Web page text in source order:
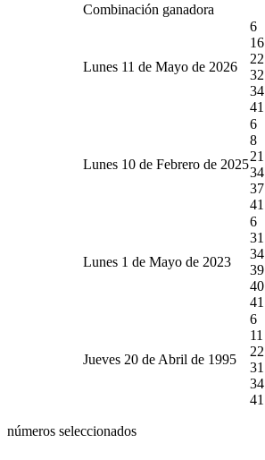
Combinación ganadora
Lunes 11 de Mayo de 2026
6
16
22
32
34
41
Lunes 10 de Febrero de 2025
6
8
21
34
37
41
Lunes 1 de Mayo de 2023
6
31
34
39
40
41
Jueves 20 de Abril de 1995
6
11
22
31
34
41
números seleccionados